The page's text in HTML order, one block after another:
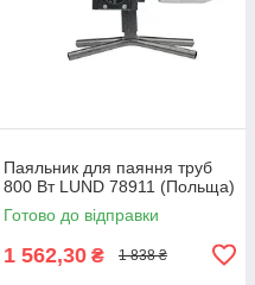
Паяльник для паяння труб
800 Вт LUND 78911 (Польща)
Готово до відправки
1 562,30 ₴ 1 838 ₴